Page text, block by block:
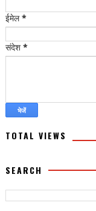
ईमेल*
संदेश *
TOTAL VIEWS
SEARCH